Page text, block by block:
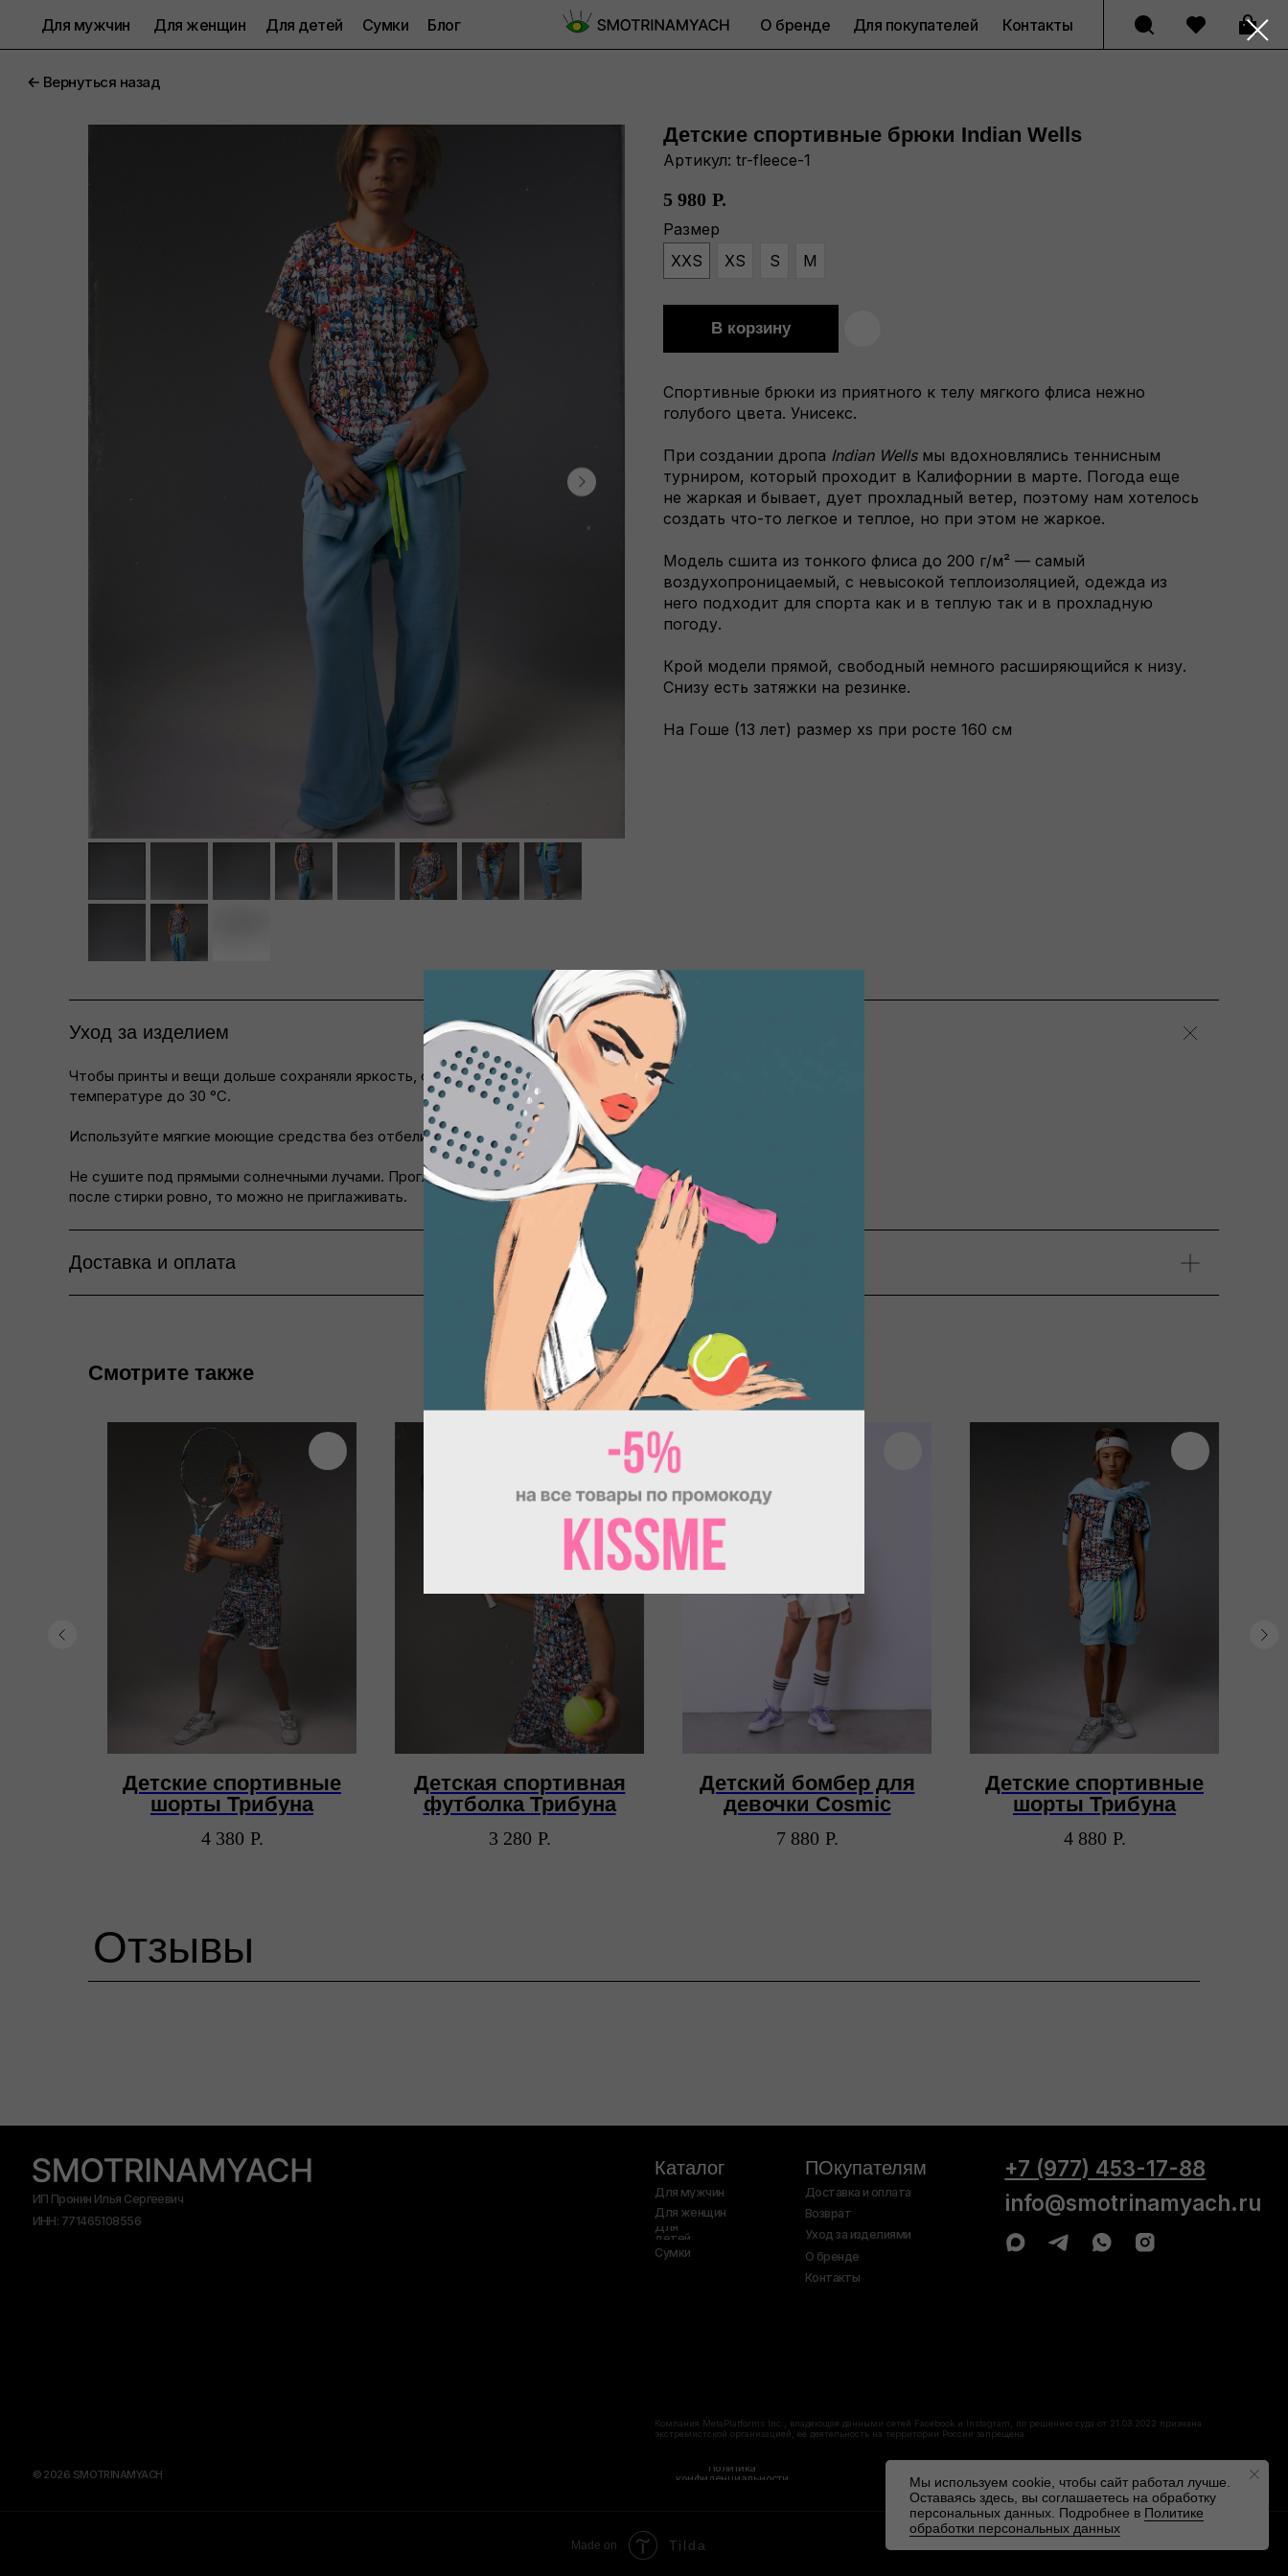
Контакты
Для покупателей
О бренде
Сумки Блог
Для детей
Для женщин
Для мужчин
Вернуться назад
Мы используем cookie, чтобы сайт работал лучше.
Оставаясь здесь, вы соглашаетесь на обработку
персональных данных. Подробнее в Политике
обработки персональных данных
Детские спортивные брюки Indian Wells
Артикул: tr-fleece-1
5 980 Р.
Размер
XXS
XS S M
В корзину
Спортивные брюки из приятного к телу мягкого флиса нежно
голубого цвета. Унисекс.
При создании дропа Indian Wells мы вдохновлялись теннисным
турниром, который проходит в Калифорнии в марте. Погода еще
не жаркая и бывает, дует прохладный ветер, поэтому нам хотелось
создать что-то легкое и теплое, но при этом не жаркое.
Модель сшита из тонкого флиса до 200 г/м² — самый
воздухопроницаемый, с невысокой теплоизоляцией, одежда из
него подходит для спорта как и в теплую так и в прохладную
погоду.
Крой модели прямой, свободный немного расширяющийся к низу.
Снизу есть затяжки на резинке.
На Гоше (13 лет) размер xs при росте 160 см
Уход за изделием
Чтобы принты и вещи дольше сохраняли яркость, стирайте их вывернутыми наизнанку при
температуре до 30 °C.
Используйте мягкие моющие средства без отбеливателей и не отжимайте на высоких оборотах.
Не сушите под прямыми солнечными лучами. Проглаживайте паром с изнанки. Если развесить изделие
после стирки ровно, то можно не приглаживать.
Доставка и оплата
Смотрите также
Детские спортивные
шорты Трибуна
4 380 Р.
Детская спортивная
футболка Трибуна
3 280 Р.
Детский бомбер для
девочки Cosmic
7 880 Р.
Детские спортивные
шорты Трибуна
4 880 Р.
Отзывы
© 2026 SMOTRINAMYACH
ИНН: 771465108556
ИП Пронин Илья Сергеевич
Публичная
оферта
конфиденциальности
Компания MetaPlatforms Inc., владеющая данными сетей Facebook и Instagram, по решению суда от 21.03.2022 признана
экстремистской организацией, её деятельность на территории России запрещена.
Made on Tilda